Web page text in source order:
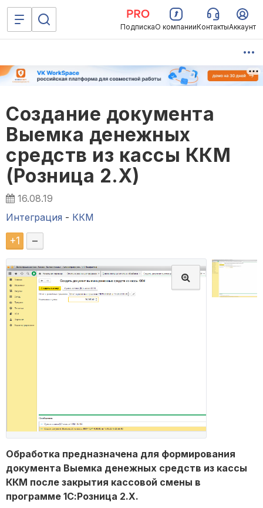
ПодпискаО компанииКонтактыАккаунт
Создание документа
Выемка денежных
средств из кассы ККМ
(Розница 2.Х)
16.08.19
Интеграция - ККМ
+1 –
Обработка предназначена для формирования
документа Выемка денежных средств из кассы
ККМ после закрытия кассовой смены в
программе 1С:Розница 2.Х.